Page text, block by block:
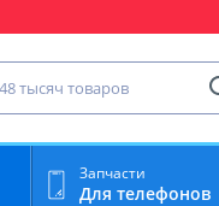
для мобильного
Запчасти
Для телефонов